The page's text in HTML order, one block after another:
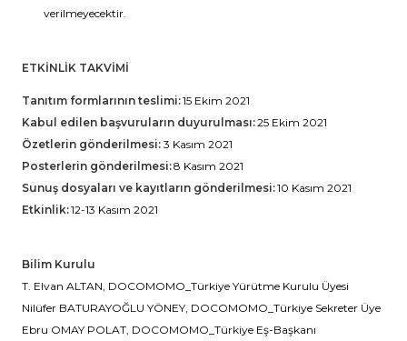
verilmeyecektir.
ETKİNLİK TAKVİMİ
Tanıtım formlarının teslimi:15 Ekim 2021
Kabul edilen başvuruların duyurulması:25 Ekim 2021
Özetlerin gönderilmesi: 3 Kasım 2021
Posterlerin gönderilmesi:8 Kasım 2021
Sunuş dosyaları ve kayıtların gönderilmesi:10 Kasım 2021
Etkinlik:12-13 Kasım 2021
Bilim Kurulu
T. Elvan ALTAN, DOCOMOMO_Türkiye Yürütme Kurulu Üyesi
Nilüfer BATURAYOĞLU YÖNEY, DOCOMOMO_Türkiye Sekreter Üye
Ebru OMAY POLAT, DOCOMOMO_Türkiye Eş-Başkanı